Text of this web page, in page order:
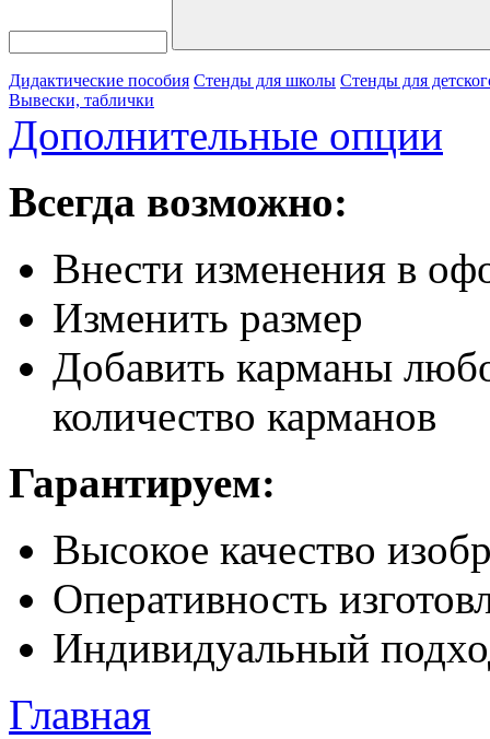
Дидактические пособия Стенды для школы Стенды для
Вывески, таблички
Дополнительные опции
Всегда возможно:
Внести изменения в
Изменить размер
Добавить карманы
количество карманов
Гарантируем:
Высокое качество
Оперативность
Индивидуальный
Главная